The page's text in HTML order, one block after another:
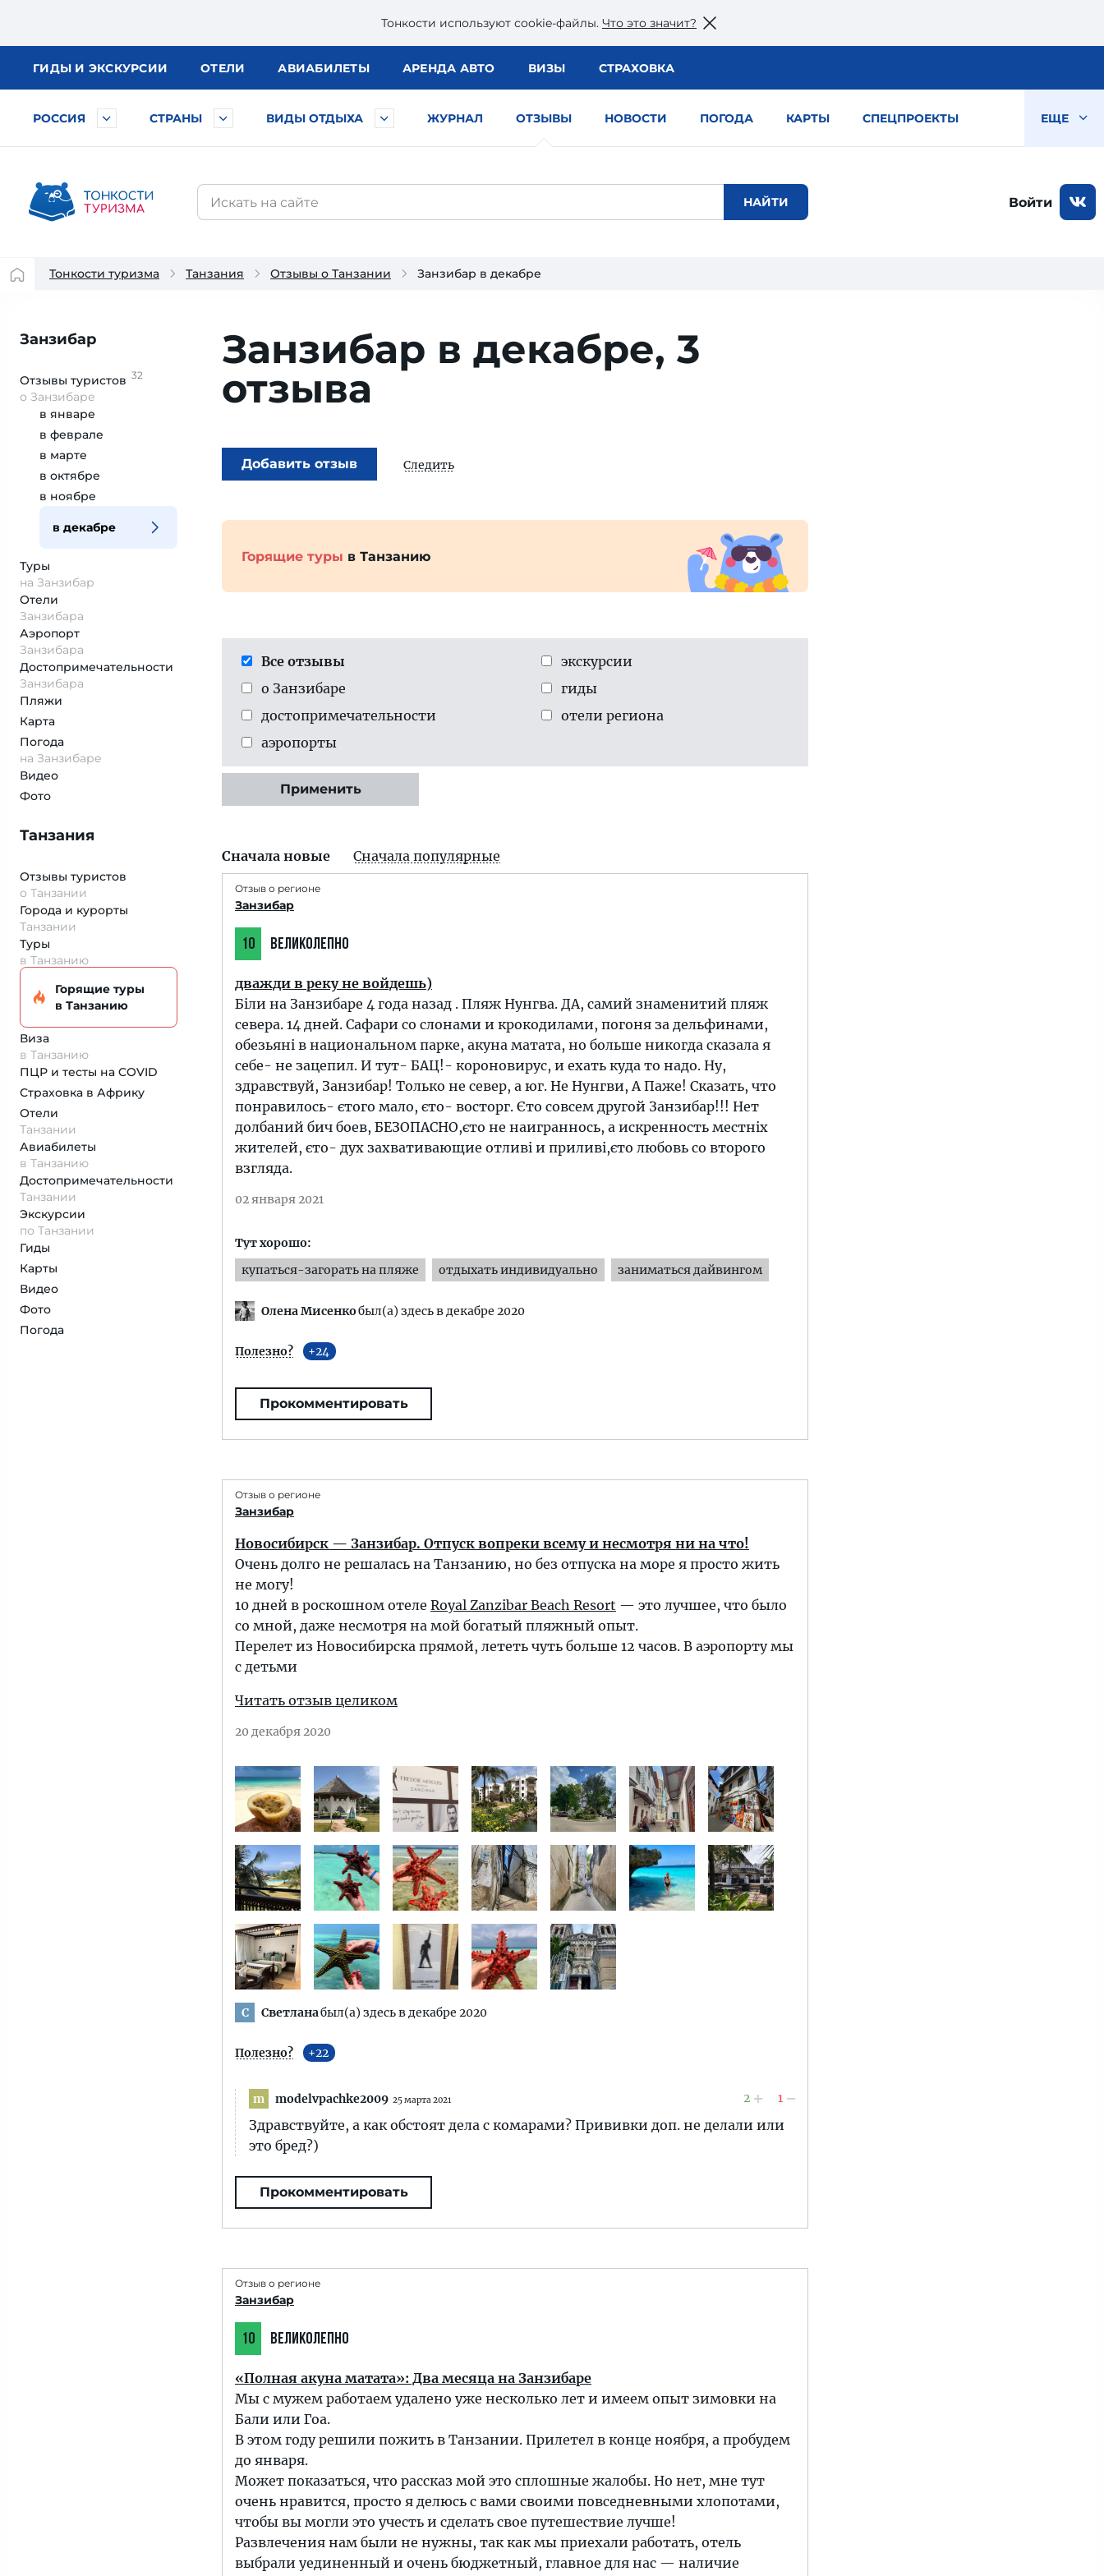
Тонкости используют сookie-файлы. Что это значит?
ГИДЫ И ЭКСКУРСИИ ОТЕЛИ АВИАБИЛЕТЫ АРЕНДА АВТО ВИЗЫ СТРАХОВКА
РОССИЯ СТРАНЫ ВИДЫ ОТДЫХА ЖУРНАЛ ОТЗЫВЫ НОВОСТИ ПОГОДА КАРТЫ СПЕЦПРОЕКТЫ ЕЩЕ
Войти
Тонкости туризма Танзания Отзывы о Танзании Занзибар в декабре
Занзибар
Отзывы туристов 32
о Занзибаре
в январе
в феврале
в марте
в октябре
в ноябре
в декабре
Туры
на Занзибар
Отели
Занзибара
Аэропорт
Занзибара
Достопримеча­тельности
Занзибара
Пляжи
Карта
Погода
на Занзибаре
Видео
Фото
Танзания
Отзывы туристов
о Танзании
Города и курорты
Танзании
Туры
в Танзанию
Горящие туры
в Танзанию
Виза
в Танзанию
ПЦР и тесты на COVID
Страховка в Африку
Отели
Танзании
Авиабилеты
в Танзанию
Достопримеча­тельности
Танзании
Экскурсии
по Танзании
Гиды
Карты
Видео
Фото
Погода
Занзибар в декабре, 3
отзыва
Добавить отзыв Следить
Горящие туры в Танзанию
Все отзывы
о Занзибаре
достопримеча­тельности
аэропорты
экскурсии
гиды
отели региона
Применить
Сначала новые Сначала популярные
Отзыв о регионе
Занзибар
10 ВЕЛИКОЛЕПНО
дважди в реку не войдешь)
Біли на Занзибаре 4 года назад . Пляж Нунгва. ДА, самий знаменитий пляж
севера. 14 дней. Сафари со слонами и крокодилами, погоня за дельфинами,
обезьяні в национальном парке, акуна матата, но больше никогда сказала я
себе- не зацепил. И тут- БАЦ!- короновирус, и ехать куда то надо. Ну,
здравствуй, Занзибар! Только не север, а юг. Не Нунгви, А Паже! Сказать, что
понравилось- єтого мало, єто- восторг. Єто совсем другой Занзибар!!! Нет
долбаний бич боев, БЕЗОПАСНО,єто не наиграннось, а искренность местніх
жителей, єто- дух захвативающие отливі и приливі,єто любовь со второго
взгляда.
02 января 2021
Тут хорошо:
купаться-загорать на пляже
отдыхать индивидуально заниматься дайвингом
Олена Мисенкобыл(а) здесь в декабре 2020
Полезно? 24
Прокомментировать
Отзыв о регионе
Занзибар
Новосибирск — Занзибар. Отпуск вопреки всему и несмотря ни на что!
Очень долго не решалась на Танзанию, но без отпуска на море я просто жить
не могу!
10 дней в роскошном отеле Royal Zanzibar Beach Resort — это лучшее, что было
со мной, даже несмотря на мой богатый пляжный опыт.
Перелет из Новосибирска прямой, лететь чуть больше 12 часов. В аэропорту мы
с детьми
Читать отзыв целиком
20 декабря 2020
С Светланабыл(а) здесь в декабре 2020
Полезно? 22
m modelvpachke2009 25 марта 2021 2 1
Здравствуйте, а как обстоят дела с комарами? Прививки доп. не делали или
это бред?)
Прокомментировать
Отзыв о регионе
Занзибар
10 ВЕЛИКОЛЕПНО
«Полная акуна матата»: Два месяца на Занзибаре
Мы с мужем работаем удалено уже несколько лет и имеем опыт зимовки на
Бали или Гоа.
В этом году решили пожить в Танзании. Прилетел в конце ноября, а пробудем
до января.
Может показаться, что рассказ мой это сплошные жалобы. Но нет, мне тут
очень нравится, просто я делюсь с вами своими повседневными хлопотами,
чтобы вы могли это учесть и сделать свое путешествие лучше!
Развлечения нам были не нужны, так как мы приехали работать, отель
выбрали уединенный и очень бюджетный, главное для нас — наличие